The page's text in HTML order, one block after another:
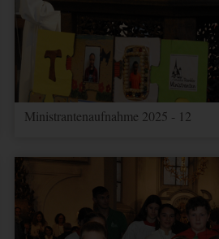
Ministrantenaufnahme 2025 - 12
Ihr Google Analytics- und Ihr Google
dieses Cookie lesen, sofern Sie dies